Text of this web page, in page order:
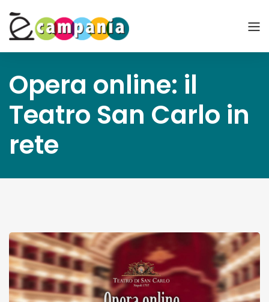
Opera online: il
Teatro San Carlo in
rete